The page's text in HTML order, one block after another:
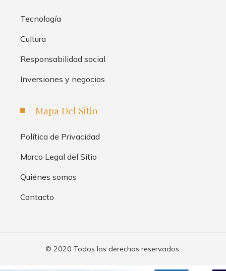
Tecnología
Cultura
Responsabilidad social
Inversiones y negocios
Mapa Del Sitio
Política de Privacidad
Marco Legal del Sitio
Quiénes somos
Contacto
© 2020 Todos los derechos reservados.